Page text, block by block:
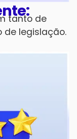
tanto de
de legislação.